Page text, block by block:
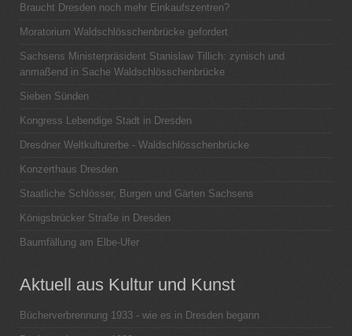
Braucht Dresden noch mehr Einkaufszentren?
Moratorium Waldschlösschenbrücke gefordert
Sachsens Ministerpräsident Stanislaw Tillich: zynisch und
anmaßend in Sache Waldschlösschenbrücke
Sieben Sünden
Kongress Lebendige Stadt in Dresden
Dresdner Weltkulturerbe - Waldschlösschenbrücke
Konzerthaus Dresden
Staatliche Schlösser, Burgen und Gärten Sachsens
Königsbrücker Straße in Dresden
Baumfällung am Elbe-Ufer
Aktuell aus Kultur und Kunst
Bücherverbrennung 1933 - wie es in Dresden begann